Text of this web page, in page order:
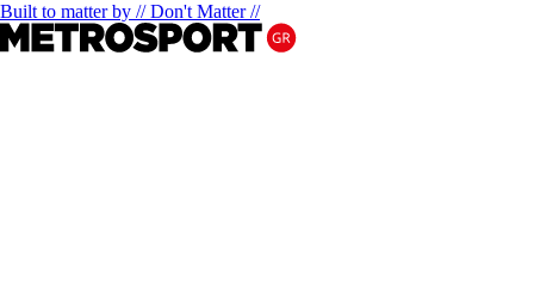
Built to matter by // Don't Matter //